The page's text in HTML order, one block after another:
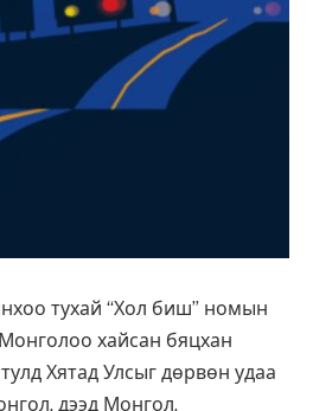
тухай “Хол биш” номын
хайсан бяцхан
Хятад Улсыг дөрвөн удаа
дээд Монгол,